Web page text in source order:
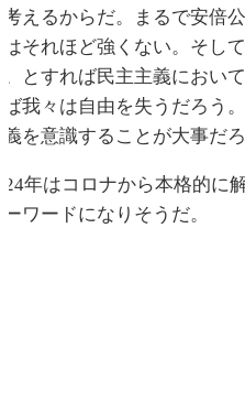
えるからだ。まるで安倍
それほど強くない。そし
とすれば民主主義におい
我々は自由を失うだろう
を意識することが大事だろ
年はコロナから本格的に
ワードになりそうだ。